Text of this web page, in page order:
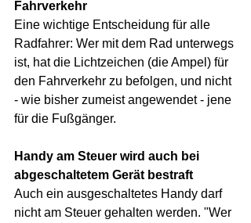
Fahrverkehr
Eine wichtige Entscheidung für alle
Radfahrer: Wer mit dem Rad unterwegs
ist, hat die Lichtzeichen (die Ampel) für
den Fahrverkehr zu befolgen, und nicht
- wie bisher zumeist angewendet - jene
für die Fußgänger.
Handy am Steuer wird auch bei
abgeschaltetem Gerät bestraft
Auch ein ausgeschaltetes Handy darf
nicht am Steuer gehalten werden. "Wer